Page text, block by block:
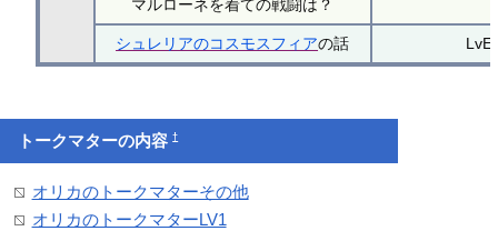
マルローネを着ての戦闘は？
シュレリアのコスモスフィアの話 LvE
トークマターの内容†
オリカのトークマターその他
オリカのトークマターLV1